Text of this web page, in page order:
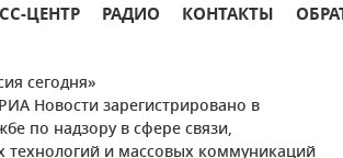
ЦЕНТР РАДИО КОНТАКТЫ
сегодня»
Новости зарегистрировано в
по надзору в сфере связи,
и массовых коммуникаций